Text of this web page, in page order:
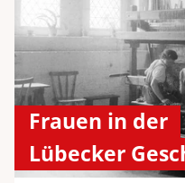
Frauen in der
Lübecker